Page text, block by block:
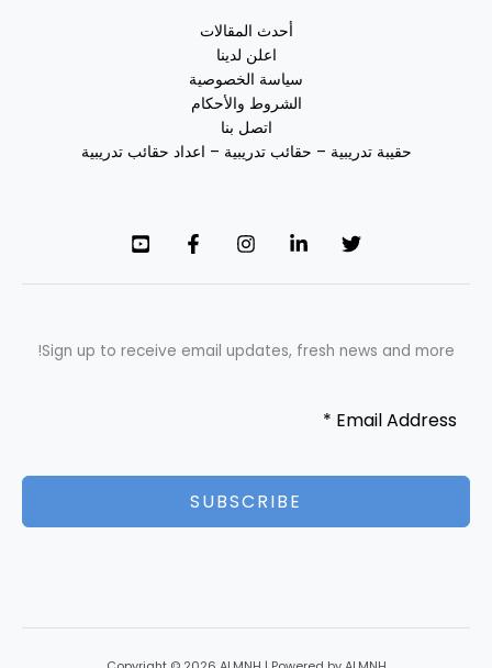
أحدث المقالات
اعلن لدينا
سياسة الخصوصية
الشروط والأحكام
اتصل بنا
حقيبة تدريبية – حقائب تدريبية – اعداد حقائب تدريبية
Sign up to receive email updates, fresh news and more!
SUBSCRIBE